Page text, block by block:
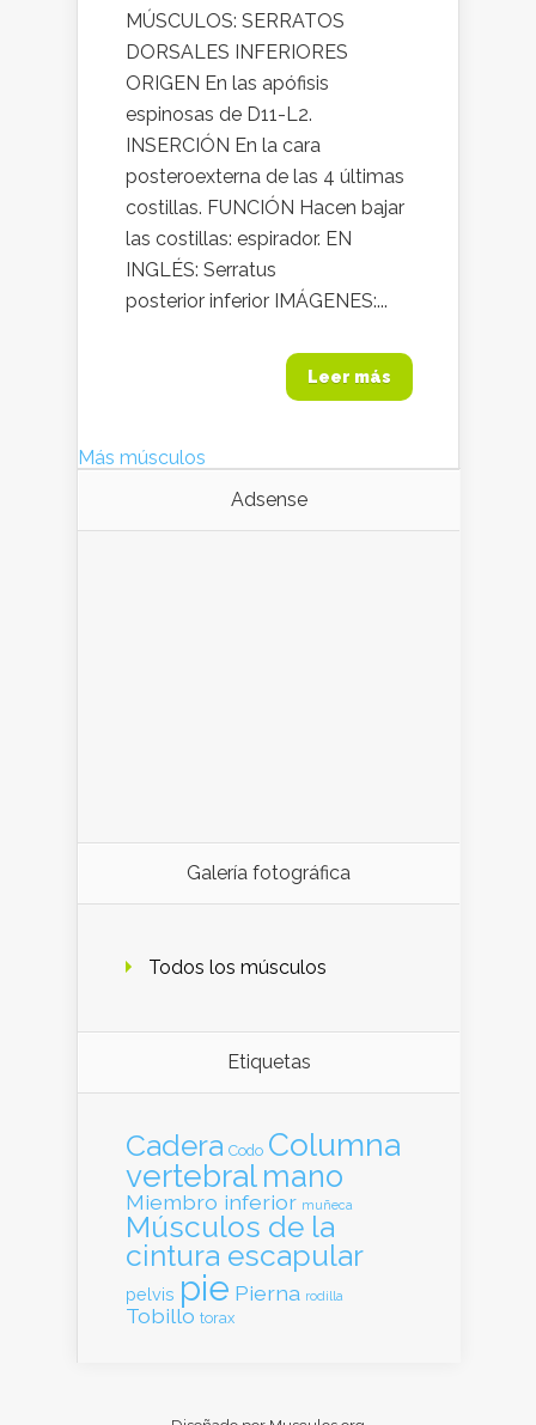
MÚSCULOS: SERRATOS
DORSALES INFERIORES
ORIGEN En las apófisis
espinosas de D11-L2.
INSERCIÓN En la cara
posteroexterna de las 4 últimas
costillas. FUNCIÓN Hacen bajar
las costillas: espirador. EN
INGLÉS: Serratus
posterior inferior IMÁGENES:...
Leer más
Más músculos
Adsense
Galería fotográfica
Todos los músculos
Etiquetas
Cadera Codo Columna
vertebral mano
Miembro inferior muñeca
Músculos de la
cintura escapular
pelvis pie Pierna rodilla
Tobillo torax